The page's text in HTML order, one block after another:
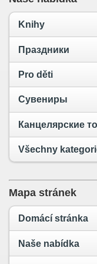
Knihy
Праздники
Pro děti
Сувениры
Канцелярские
Všechny
Mapa stránek
Domácí stránka
Naše nabídka